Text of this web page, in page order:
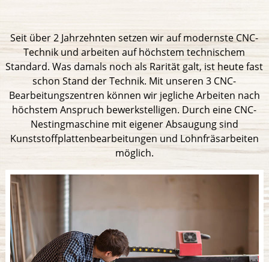
Seit über 2 Jahrzehnten setzen wir auf modernste CNC-
Technik und arbeiten auf höchstem technischem
Standard. Was damals noch als Rarität galt, ist heute fast
schon Stand der Technik. Mit unseren 3 CNC-
Bearbeitungszentren können wir jegliche Arbeiten nach
höchstem Anspruch bewerkstelligen. Durch eine CNC-
Nestingmaschine mit eigener Absaugung sind
Kunststoffplattenbearbeitungen und Lohnfräsarbeiten
möglich.